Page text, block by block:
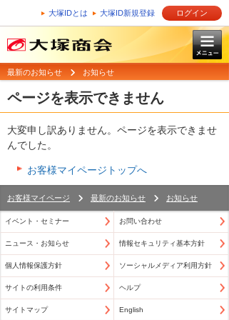
大塚IDとは 大塚ID新規登録 ログイン
最新のお知らせ お知らせ
ページを表示できません
大変申し訳ありません。ページを表示できませ
んでした。
お客様マイページトップへ
お客様マイページ 最新のお知らせ お知らせ
イベント・セミナー お問い合わせ
ニュース・お知らせ 情報セキュリティ基本方針
個人情報保護方針 ソーシャルメディア利用方針
サイトの利用条件 ヘルプ
サイトマップ English